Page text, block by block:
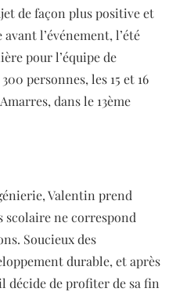
de façon plus positive et
l’événement, l’été
pour l’équipe de
personnes, les 15 et 16
dans le 13ème
Valentin prend
scolaire ne correspond
Soucieux des
durable, et après
décide de profiter de sa fin